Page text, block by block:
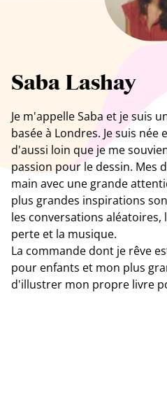
Saba Lashay
Je m'appelleSaba et je suis
basée à Londres. Je suis
d'aussi loin que je me
passion pour le dessin. Mes
main avec une grande
plus grandes inspirations
les conversations aléatoires,
perte et la musique.
La commande dont je rêve
pour enfants et mon plus
d'illustrer mon propre livre